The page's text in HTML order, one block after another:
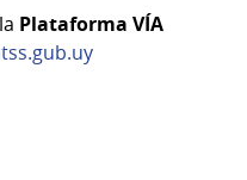
Plataforma VÍA